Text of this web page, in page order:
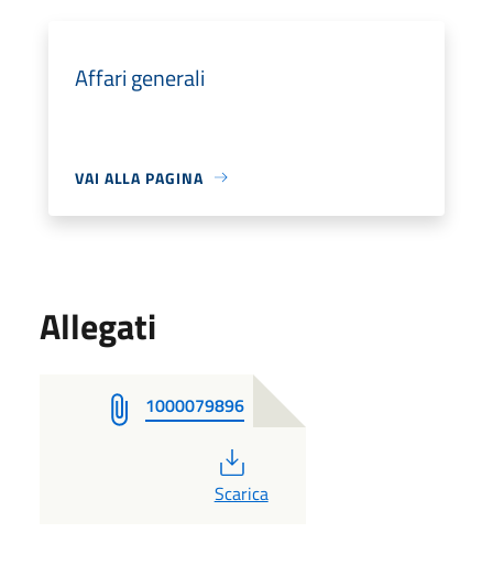
Affari generali
VAI ALLA PAGINA
Allegati
1000079896
PDF
Scarica